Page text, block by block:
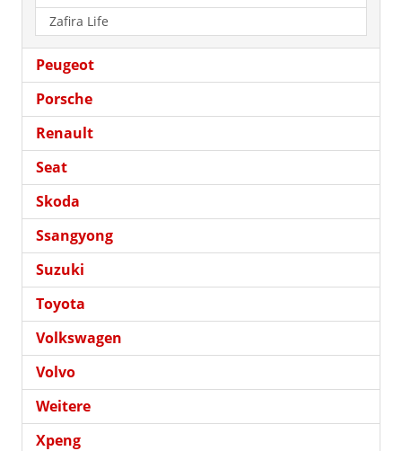
Zafira Life
Peugeot
Porsche
Renault
Seat
Skoda
Ssangyong
Suzuki
Toyota
Volkswagen
Volvo
Weitere
Xpeng